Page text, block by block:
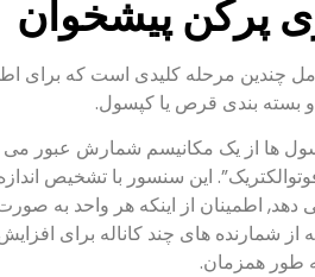
پرکن پیشخوان
چندین مرحله کلیدی است که برای
بندی قرص یا کپسول.
ها از یک مکانیسم شمارش عبور می
این سنسور با تشخیص
اطمینان از اینکه هر واحد به
شمارنده های چند کاناله برای
طور همزمان.